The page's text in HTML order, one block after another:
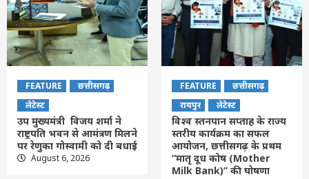
FEATURE
छत्तीसगढ़
लेटेस्ट
उप मुख्यमंत्री विजय शर्मा ने
राष्ट्रपति भवन से आमंत्रण मिलने
पर रेणुका गोस्वामी को दी बधाई
August 6, 2026
FEATURE
छत्तीसगढ़
रायपुर
लेटेस्ट
विश्व स्तनपान सप्ताह के राज्य
स्तरीय कार्यक्रम का सफल
आयोजन, छत्तीसगढ़ के प्रथम
“मातृ दूध कोष (Mother
Milk Bank)” की घोषणा